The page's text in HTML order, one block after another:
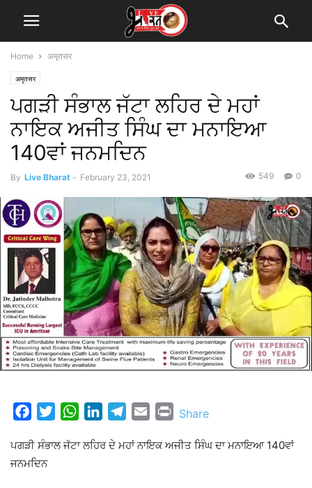
Home अमृतसर
अमृतसर
ਪਗੜੀ ਸੰਭਾਲ ਜੱਟਾ ਲਹਿਰ ਦੇ ਮਹਾਂ
ਨਾਇਕ ਅਜੀਤ ਸਿੰਘ ਦਾ ਮਨਾਇਆ
140ਵਾਂ ਜਨਮਦਿਨ
By Live Bharat - February 23, 2021 0
549
FacebookTwitterWhatsAppLinkedInTelegram
Email Print
Share
ਪਗੜੀ ਸੰਭਾਲ ਜੱਟਾ ਲਹਿਰ ਦੇ ਮਹਾਂ ਨਾਇਕ ਅਜੀਤ ਸਿੰਘ ਦਾ ਮਨਾਇਆ 140ਵਾਂ
ਜਨਮਦਿਨ